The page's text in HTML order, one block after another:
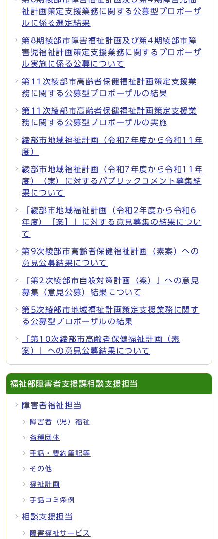
祉計画策定支援業務に関する公募型プロポーザ
ルに係る選定結果
第8期綾部市障害福祉計画及び第4期綾部市障
害児福祉計画策定支援業務に関するプロポーザ
ル実施に係る公募について
第11次綾部市高齢者保健福祉計画策定支援業
務に関する公募型プロポーザルの結果
第11次綾部市高齢者保健福祉計画策定支援業
務に関する公募型プロポーザルの実施
綾部市地域福祉計画（令和7年度から令和11年
度）
綾部市地域福祉計画（令和7年度から令和11年
度）（案）に対するパブリックコメント募集結
果について
「綾部市地域福祉計画（令和2年度から令和6
年度）【案】」に対する意見募集の結果につい
て
第9次綾部市高齢者保健福祉計画（素案）への
意見公募結果について
「第2次綾部市自殺対策計画（案）」への意見
募集（意見公募）結果について
第5次綾部市地域福祉計画策定支援業務に関す
る公募型プロポーザルの結果
「第10次綾部市高齢者保健福祉計画（素
案）」への意見公募結果について
福祉部障害者支援課相談支援担当
障害者福祉担当
障害者（児）福祉
各種団体
手話・要約筆記等
その他
福祉計画
手話コミ条例
相談支援担当
障害福祉サービス